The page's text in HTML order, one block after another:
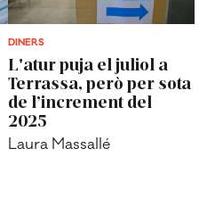
DINERS
L'atur puja el juliol a
Terrassa, però per sota
de l’increment del
2025
Laura Massallé